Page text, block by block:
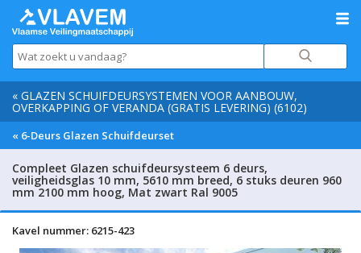
« GLAZEN SCHUIFDEURSYSTEMEN VOOR AANBOUW,
OVERKAPPING OF VERANDA (GRATIS LEVERING) (6102)
« 6-Deurs Glazen Schuifdeurset
Compleet Glazen schuifdeursysteem 6 deurs,
veiligheidsglas 10 mm, 5610 mm breed, 6 stuks deuren 960
mm 2100 mm hoog, Mat zwart Ral 9005
Kavel nummer: 6215-423